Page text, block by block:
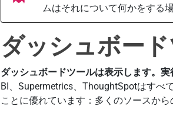
ムはそれについて何かをする場
ダッシュボー
ダッシュボードツールは表示します。
BI、Supermetrics、ThoughtSpotはすべ
ことに優れています：多くのソースか